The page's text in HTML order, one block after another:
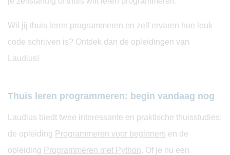
Wil jij thuis leren programmeren en zelf ervaren hoe leuk
code schrijven is? Ontdek dan de opleidingen van
Laudius!
Thuis leren programmeren: begin vandaag nog
Laudius biedt twee interessante en praktische thuisstudies:
de opleiding Programmeren voor beginners en de
opleiding Programmeren met Python. Of je nu een